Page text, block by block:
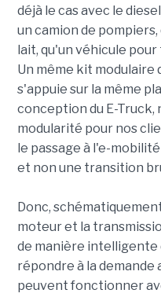
déjà le cas avec le
un camion de
lait, qu'un véhicule
Un même kit modulaire
s'appuie sur la même
conception du E-Truck,
modularité pour nos
le passage à l'e-
et non une transition
Donc,
moteur et la
de manière intelligente
répondre à la
peuvent fonctionner